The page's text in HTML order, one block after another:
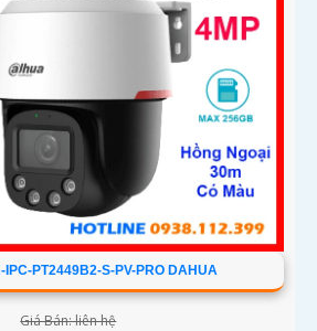
IPC-PT2449B2-S-PV-PRO DAHUA
Giá Bán: liên hệ